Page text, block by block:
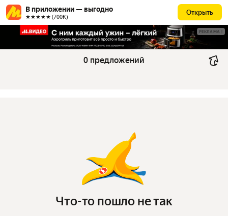
В приложении — выгодно
★★★★★ (700К)
Открыть
РЕКЛАМА
0 предложений
Что-то пошло не так